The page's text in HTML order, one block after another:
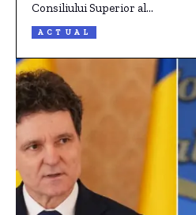
Consiliului Superior al…
ACTUAL